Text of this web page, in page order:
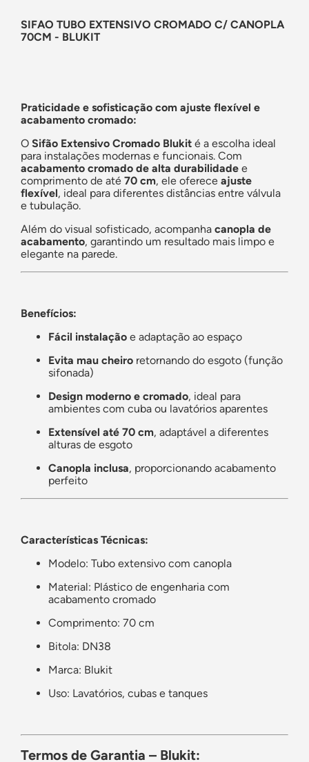
SIFAO TUBO EXTENSIVO CROMADO C/ CANOPLA
70CM - BLUKIT
Praticidade e sofisticação com ajuste flexível e
acabamento cromado:
O Sifão Extensivo Cromado Blukit é a escolha ideal
para instalações modernas e funcionais. Com
acabamento cromado de alta durabilidade e
comprimento de até 70 cm, ele oferece ajuste
flexível, ideal para diferentes distâncias entre válvula
e tubulação.
Além do visual sofisticado, acompanha canopla de
acabamento, garantindo um resultado mais limpo e
elegante na parede.
Benefícios:
Fácil instalação e adaptação ao espaço
Evita mau cheiro retornando do esgoto (função
sifonada)
Design moderno e cromado, ideal para
ambientes com cuba ou lavatórios aparentes
Extensível até 70 cm, adaptável a diferentes
alturas de esgoto
Canopla inclusa, proporcionando acabamento
perfeito
Características Técnicas:
Modelo: Tubo extensivo com canopla
Material: Plástico de engenharia com
acabamento cromado
Comprimento: 70 cm
Bitola: DN38
Marca: Blukit
Uso: Lavatórios, cubas e tanques
Termos de Garantia – Blukit: